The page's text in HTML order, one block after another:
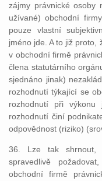
zájmy právnické osoby
užívané) obchodní
pouze vlastní
jméno jde. A to již proto,
v obchodní firmě
člena statutárního
sjednáno jinak)
rozhodnutí týkající se
rozhodnutí při výkonu
rozhodnutí činí
odpovědnost (riziko)
36. Lze tak shrnout,
spravedlivě
obchodní firmě